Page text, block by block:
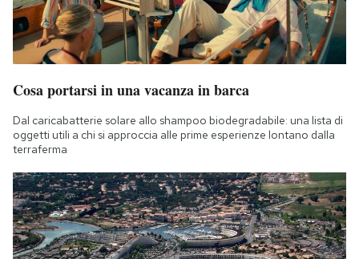
Cosa portarsi in una vacanza in barca
Dal caricabatterie solare allo shampoo biodegradabile: una lista di
oggetti utili a chi si approccia alle prime esperienze lontano dalla
terraferma